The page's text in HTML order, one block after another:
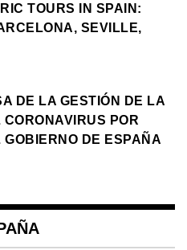
TOURS IN SPAIN:
SEVILLE,
DE LA GESTIÓN DE LA
POR
GOBIERNO DE ESPAÑA